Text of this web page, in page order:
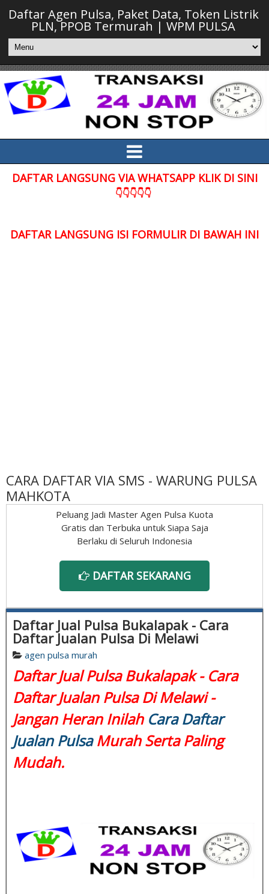
Daftar Agen Pulsa, Paket Data, Token Listrik
PLN, PPOB Termurah | WPM PULSA
DAFTAR LANGSUNG VIA WHATSAPP KLIK DI SINI
👇👇👇👇👇
DAFTAR LANGSUNG ISI FORMULIR DI BAWAH INI
CARA DAFTAR VIA SMS - WARUNG PULSA
MAHKOTA
Peluang Jadi Master Agen Pulsa Kuota
Gratis dan Terbuka untuk Siapa Saja
Berlaku di Seluruh Indonesia
DAFTAR SEKARANG
Daftar Jual Pulsa Bukalapak - Cara
Daftar Jualan Pulsa Di Melawi
agen pulsa murah
Daftar Jual Pulsa Bukalapak - Cara
Daftar Jualan Pulsa Di Melawi -
Jangan Heran Inilah Cara Daftar
Jualan PulsaMurah Serta Paling
Mudah.